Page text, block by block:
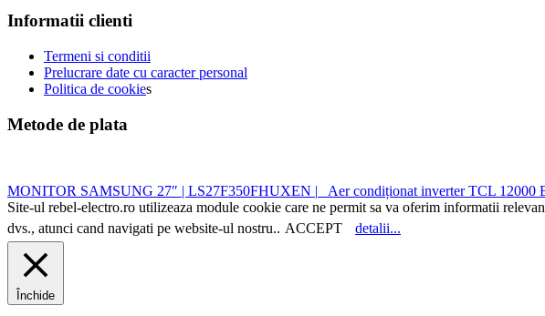
Informatii clienti
Termeni si conditii
Prelucrare date cu caracter personal
Politica de cookies
Metode de plata
MONITOR SAMSUNG 27″ | LS27F350FHUXEN |
Aer condiționat inverter TCL 12000
Site-ul rebel-electro.ro utilizeaza module cookie care ne permit sa va oferim informatii
dvs., atunci cand navigati pe website-ul nostru.. ACCEPT detalii...
Închide